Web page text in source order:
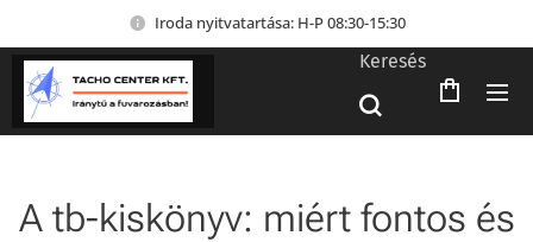
Iroda nyitvatartása: H-P 08:30-15:30
Keresés
A tb-kiskönyv: miért fontos és